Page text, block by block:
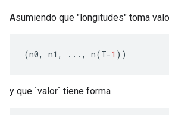
Asumiendo que "longitudes" toma
(n0, n1 , ..., n(T-1 ))
y que `valor` tiene forma